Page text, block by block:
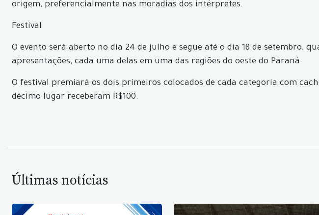
origem, preferencialmente nas moradias dos intérpretes.
Festival
O evento será aberto no dia 24 de julho e segue até o dia 18 de setembro,
apresentações, cada uma delas em uma das regiões do oeste do Paraná.
O festival premiará os dois primeiros colocados de cada categoria com
décimo lugar receberam R$100.
Últimas notícias